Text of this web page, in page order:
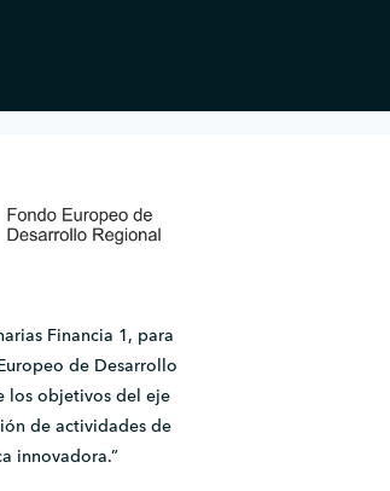
Financia 1, para
de Desarrollo
los objetivos del eje
de actividades de
innovadora.”